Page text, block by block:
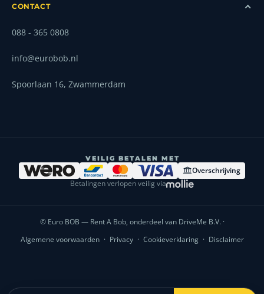
CONTACT
088 - 365 0808
info@eurobob.nl
Spoorlaan 16, Zwammerdam
VEILIG BETALEN MET
Overschrijving
Betalingen verlopen veilig via
© Euro BOB — Rent A Bob, onderdeel van DriveMe B.V. ·
Algemene voorwaarden · Privacy · Cookieverklaring · Disclaimer